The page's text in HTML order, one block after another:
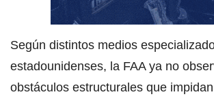
Según distintos medios
estadounidenses, la FAA ya no
obstáculos estructurales que